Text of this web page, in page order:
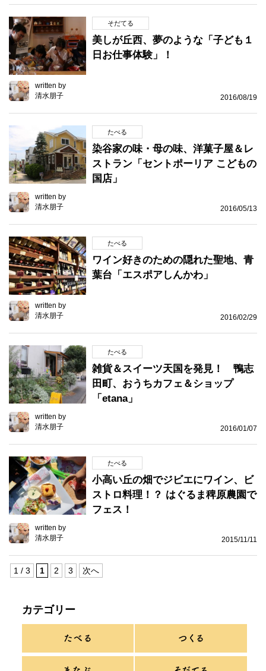
そだてる
美しが丘西、夢のような「子ども１
日お仕事体験」！
written by
清水朋子
2016/08/19
たべる
染谷家の味・母の味、洋菓子屋＆レ
ストラン「セントポーリア こどもの
国店」
written by
清水朋子
2016/05/13
たべる
ワイン好きのための隠れた聖地、青
葉台「エスポアしんかわ」
written by
清水朋子
2016/02/29
たべる
雑貨＆スイーツ天国を発見！ 鴨志
田町、おうちカフェ＆ショップ
「etana」
written by
清水朋子
2016/01/07
たべる
小高い丘の畑でジビエにワイン、ビ
ストロ料理！？ はぐるま稗原農園で
フェス！
written by
清水朋子
2015/11/11
1 / 3 1 2 3 次へ
カテゴリー